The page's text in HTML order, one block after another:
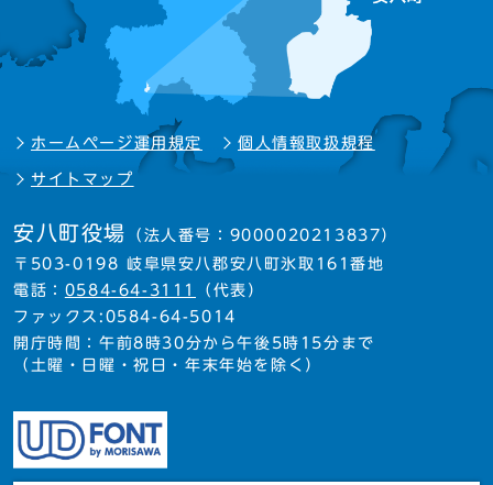
ホームページ運用規定 個人情報取扱規程
サイトマップ
安八町役場 （法人番号：9000020213837）
〒503-0198 岐阜県安八郡安八町氷取161番地
電話： 0584-64-3111
（代表）
ファックス:0584-64-5014
開庁時間：午前8時30分から午後5時15分まで
（土曜・日曜・祝日・年末年始を除く）